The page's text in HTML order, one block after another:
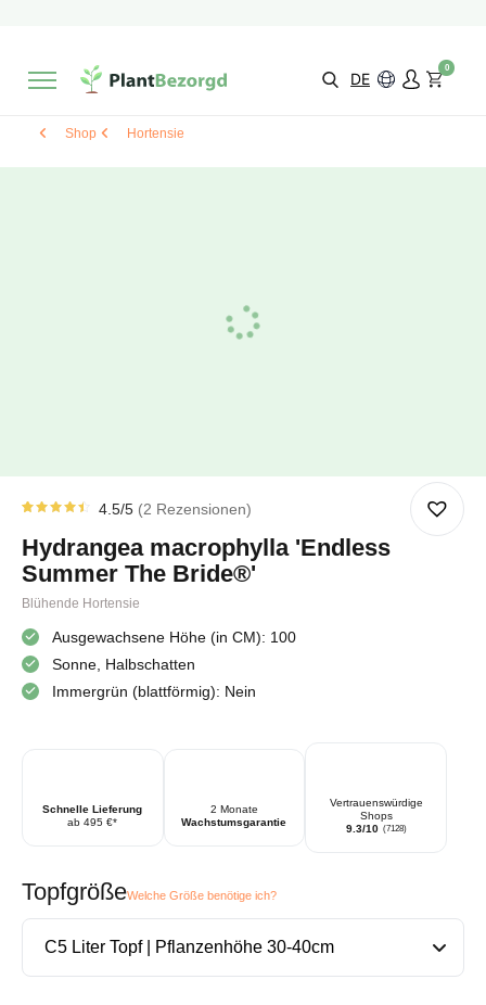
Wähle selbst
DE
0
Shop Hortensie
5 von
Kundenstimmen
aus
4.5/5 2 Rezensionen
Hydrangea macrophylla 'Endless
Summer The Bride®'
Blühende Hortensie
Ausgewachsene Höhe (in CM): 100
Sonne, Halbschatten
Immergrün (blattförmig): Nein
Schnelle Lieferung
ab 495 €*
2 Monate
Wachstumsgarantie
Vertrauenswürdige
Shops
9.3/10 (7128)
TopfgrößeWelche Größe benötige ich?